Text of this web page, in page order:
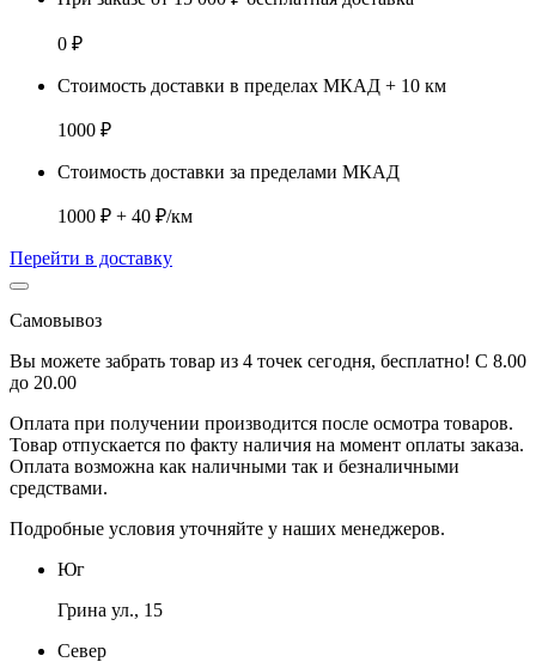
0 ₽
Стоимость доставки в пределах МКАД + 10 км
1000 ₽
Стоимость доставки за пределами МКАД
1000 ₽ + 40 ₽/км
Перейти в доставку
Самовывоз
Вы можете забрать товар из 4 точек сегодня, бесплатно! С 8.00
до 20.00
Оплата при получении производится после осмотра товаров.
Товар отпускается по факту наличия на момент оплаты заказа.
Оплата возможна как наличными так и безналичными
средствами.
Подробные условия уточняйте у наших менеджеров.
Юг
Грина ул., 15
Север